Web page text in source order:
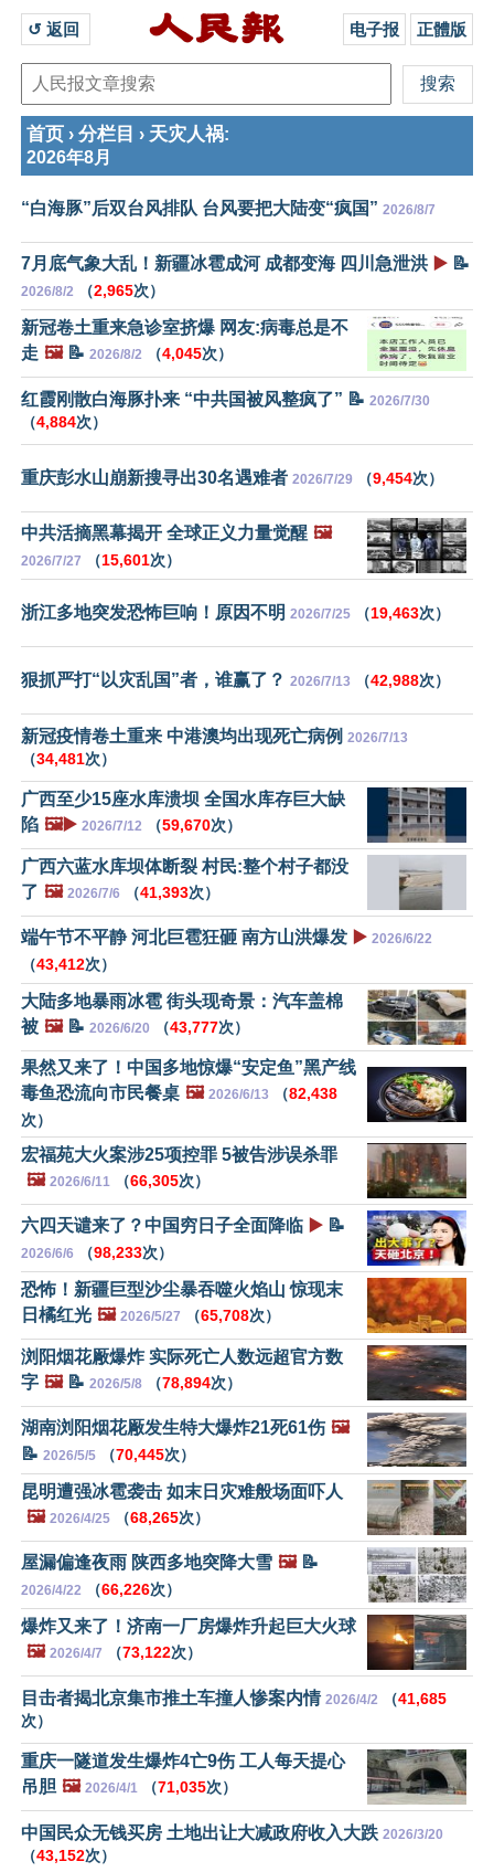
↺ 返回 电子报 正體版
首页 › 分栏目 › 天灾人祸:
2026年8月
“白海豚”后双台风排队 台风要把大陆变“疯国” 2026/8/7
7月底气象大乱！新疆冰雹成河 成都变海 四川急泄洪 ▶️ 📝
2026/8/2 （2,965次）
新冠卷土重来急诊室挤爆 网友:病毒总是不
走 🖼️📝 2026/8/2 （4,045次）
红霞刚散白海豚扑来 “中共国被风整疯了” 📝 2026/7/30
（4,884次）
重庆彭水山崩新搜寻出30名遇难者 2026/7/29 （9,454次）
中共活摘黑幕揭开 全球正义力量觉醒 🖼️
2026/7/27 （15,601次）
浙江多地突发恐怖巨响！原因不明 2026/7/25 （19,463次）
狠抓严打“以灾乱国”者，谁赢了？ 2026/7/13 （42,988次）
新冠疫情卷土重来 中港澳均出现死亡病例 2026/7/13
（34,481次）
广西至少15座水库溃坝 全国水库存巨大缺
陷 🖼️▶️ 2026/7/12 （59,670次）
广西六蓝水库坝体断裂 村民:整个村子都没
了 🖼️ 2026/7/6 （41,393次）
端午节不平静 河北巨雹狂砸 南方山洪爆发 ▶️ 2026/6/22
（43,412次）
大陆多地暴雨冰雹 街头现奇景：汽车盖棉
被 🖼️📝 2026/6/20 （43,777次）
果然又来了！中国多地惊爆“安定鱼”黑产线
毒鱼恐流向市民餐桌 🖼️ 2026/6/13 （82,438
次）
宏福苑大火案涉25项控罪 5被告涉误杀罪
🖼️ 2026/6/11 （66,305次）
六四天谴来了？中国穷日子全面降临 ▶️ 📝
2026/6/6 （98,233次）
恐怖！新疆巨型沙尘暴吞噬火焰山 惊现末
日橘红光 🖼️ 2026/5/27 （65,708次）
浏阳烟花厰爆炸 实际死亡人数远超官方数
字 🖼️📝 2026/5/8 （78,894次）
湖南浏阳烟花厰发生特大爆炸21死61伤 🖼️
📝 2026/5/5 （70,445次）
昆明遭强冰雹袭击 如末日灾难般场面吓人
🖼️ 2026/4/25 （68,265次）
屋漏偏逢夜雨 陕西多地突降大雪 🖼️📝
2026/4/22 （66,226次）
爆炸又来了！济南一厂房爆炸升起巨大火球
🖼️ 2026/4/7 （73,122次）
目击者揭北京集市推土车撞人惨案内情 2026/4/2 （41,685
次）
重庆一隧道发生爆炸4亡9伤 工人每天提心
吊胆 🖼️ 2026/4/1 （71,035次）
中国民众无钱买房 土地出让大减政府收入大跌 2026/3/20
（43,152次）